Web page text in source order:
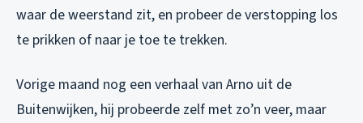
waar de weerstand zit, en probeer de verstopping los
te prikken of naar je toe te trekken.
Vorige maand nog een verhaal van Arno uit de
Buitenwijken, hij probeerde zelf met zo’n veer, maar